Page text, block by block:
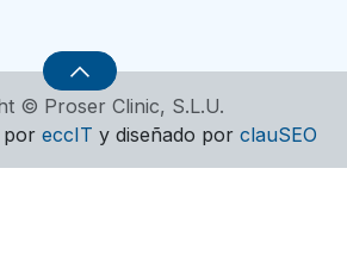
© Proser Clinic, S.L.U.
por eccIT y diseñado por clauSEO